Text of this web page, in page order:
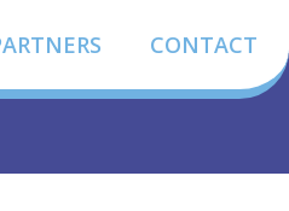
CONTACT